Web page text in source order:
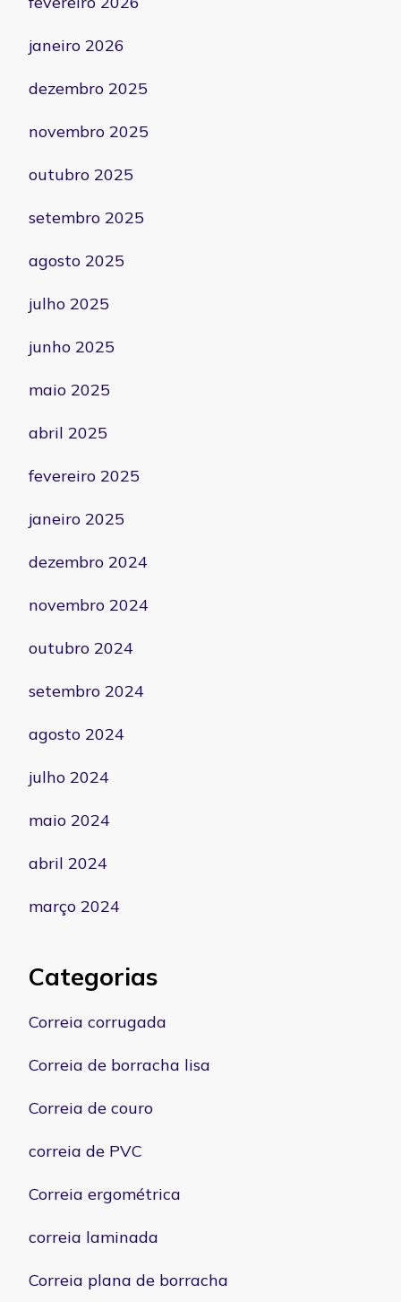
janeiro 2026
dezembro 2025
novembro 2025
outubro 2025
setembro 2025
agosto 2025
julho 2025
junho 2025
maio 2025
abril 2025
fevereiro 2025
janeiro 2025
dezembro 2024
novembro 2024
outubro 2024
setembro 2024
agosto 2024
julho 2024
maio 2024
abril 2024
março 2024
Categorias
Correia corrugada
Correia de borracha lisa
Correia de couro
correia de PVC
Correia ergométrica
correia laminada
Correia plana de borracha